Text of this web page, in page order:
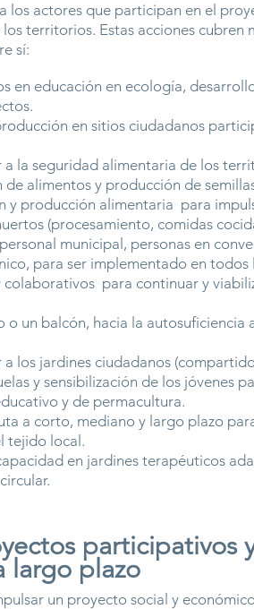
los actores que participan en el
territorios. Estas acciones cubren
sí:
en educación en ecología,
en sitios ciudadanos
la seguridad alimentaria de los
alimentos y producción de
y producción alimentaria para
(procesamiento, comidas
municipal, personas en
para ser implementado en todos
colaborativos para continuar y
un balcón, hacia la autosuficiencia
los jardines ciudadanos
y sensibilización de los jóvenes
y de permacultura.
a corto, mediano y largo plazo
tejido local.
en jardines terapéuticos
participativos
largo plazo
un proyecto social y económico